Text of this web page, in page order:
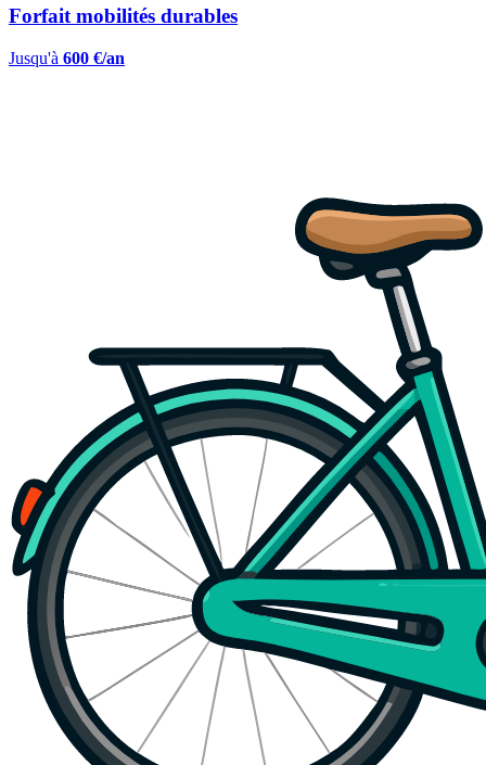
Forfait mobilités durables
Jusqu'à 600 €/an